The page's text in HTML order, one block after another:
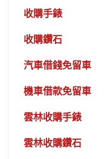
收購手錶
收購鑽石
汽車借錢免留車
機車借款免留車
雲林收購手錶
雲林收購鑽石